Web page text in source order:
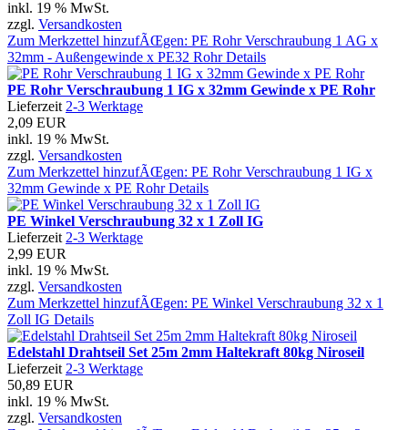
inkl. 19 % MwSt.
zzgl. Versandkosten
Zum Merkzettel hinzufÃŒgen: PE Rohr Verschraubung 1 AG x
32mm - Außengewinde x PE32 Rohr Details
PE Rohr Verschraubung 1 IG x 32mm Gewinde x PE Rohr
Lieferzeit 2-3 Werktage
2,09 EUR
inkl. 19 % MwSt.
zzgl. Versandkosten
Zum Merkzettel hinzufÃŒgen: PE Rohr Verschraubung 1 IG x
32mm Gewinde x PE Rohr Details
PE Winkel Verschraubung 32 x 1 Zoll IG
Lieferzeit 2-3 Werktage
2,99 EUR
inkl. 19 % MwSt.
zzgl. Versandkosten
Zum Merkzettel hinzufÃŒgen: PE Winkel Verschraubung 32 x 1
Zoll IG Details
Edelstahl Drahtseil Set 25m 2mm Haltekraft 80kg Niroseil
Lieferzeit 2-3 Werktage
50,89 EUR
inkl. 19 % MwSt.
zzgl. Versandkosten